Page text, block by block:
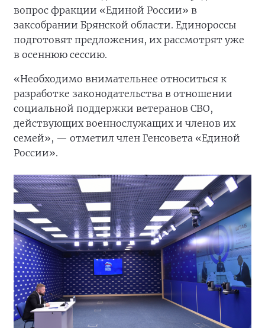
вопрос фракции «Единой России» в
заксобрании Брянской области. Единороссы
подготовят предложения, их рассмотрят уже
в осеннюю сессию.
«Необходимо внимательнее относиться к
разработке законодательства в отношении
социальной поддержки ветеранов СВО,
действующих военнослужащих и членов их
семей», — отметил член Генсовета «Единой
России».